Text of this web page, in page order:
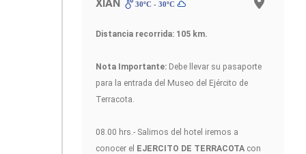
XIAN 30ºC - 30ºC
Distancia recorrida: 105 km.
Nota Importante: Debe llevar su pasaporte
para la entrada del Museo del Ejército de
Terracota.
08.00 hrs.- Salimos del hotel iremos a
conocer el EJERCITO DE TERRACOTA con